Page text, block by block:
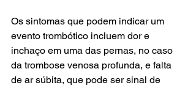
Os sintomas que podem indicar um
evento trombótico incluem dor e
inchaço em uma das pernas, no caso
da trombose venosa profunda, e falta
de ar súbita, que pode ser sinal de